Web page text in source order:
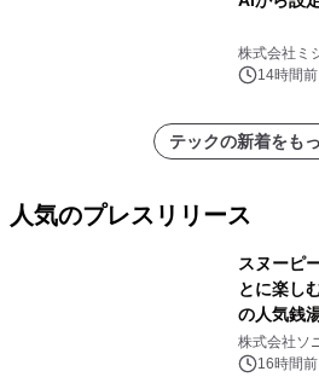
株式会社ミ
14時間前
テックの新着をも
人気のプレスリリース
スヌーピ
とに楽し
の人気銭
ラボレー
ボグッズ
株式会社ソ
16時間前